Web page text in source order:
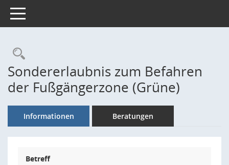
Toggle navigation
Rechercheauswahl
Sondererlaubnis zum Befahren
der Fußgängerzone (Grüne)
Informationen Beratungen
Betreff